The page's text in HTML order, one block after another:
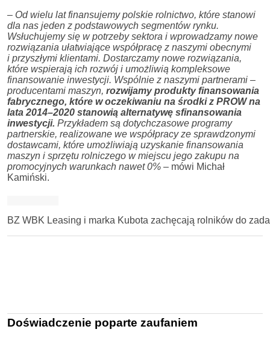
– Od wielu lat finansujemy polskie rolnictwo, które stanowi
dla nas jeden z podstawowych segmentów rynku.
Wsłuchujemy się w potrzeby sektora i wprowadzamy nowe
rozwiązania ułatwiające współpracę z naszymi obecnymi
i przyszłymi klientami. Dostarczamy nowe rozwiązania,
które wspierają ich rozwój i umożliwią kompleksowe
finansowanie inwestycji. Wspólnie z naszymi partnerami –
producentami maszyn, rozwijamy produkty finansowania
fabrycznego, które w oczekiwaniu na środki z PROW na
lata 2014–2020 stanowią alternatywę sfinansowania
inwestycji. Przykładem są dotychczasowe programy
partnerskie, realizowane we współpracy ze sprawdzonymi
dostawcami, które umożliwiają uzyskanie finansowania
maszyn i sprzętu rolniczego w miejscu jego zakupu na
promocyjnych warunkach nawet 0% – mówi Michał
Kamiński.
BZ WBK Leasing i marka Kubota zachęcają rolników do
Doświadczenie poparte zaufaniem